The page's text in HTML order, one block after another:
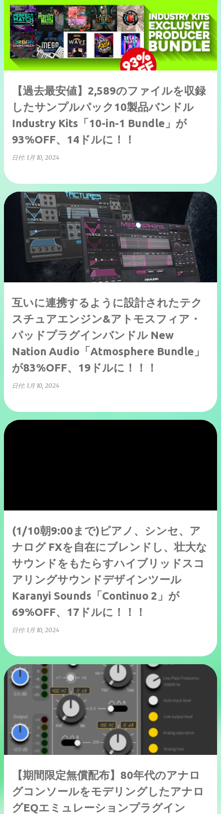
【過去最安値】2,589のファイルを収録
したサンプルパック10製品バンドル
Industry Kits「10-in-1 Bundle」が
93%OFF、14ドルに！！
日付: 1月 10, 2024
互いに連携するように設計されたテク
スチュアエンジン&アトモスフィア・
パッドプラグインバンドル New
Nation Audio「Atmosphere Bundle」
が83%OFF、19ドルに！！！
日付: 1月 10, 2024
(1/10朝9:00まで)ピアノ、シンセ、ア
ナログ FXを自在にブレンドし、壮大な
サウンドをもたらすハイブリッドスコ
アリングサウンドデザインツール
Karanyi Sounds「Continuo 2」が
69%OFF、17ドルに！！！
日付: 1月 10, 2024
【期間限定無償配布】80年代のアナロ
グコンソールをモデリングしたアナロ
グEQエミュレーションプラグイン